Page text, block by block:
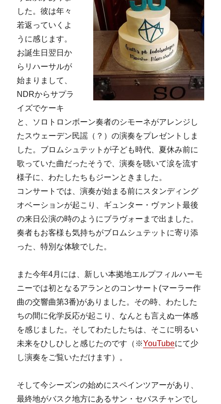
した。彼は年々
若返っていくよ
うに感じます。
お誕生日翌日か
らリハーサルが
始まりまして、
NDRからサプラ
イズでケーキ
と、ソロトロンボーン奏者のシモーネがアレンジし
たスウェーデン民謡（？）の演奏をプレゼントしま
した。ブロムシュテットが子ども時代、夏休み前に
歌っていた曲だったそうで、演奏を聴いて涙を流す
様子に、わたしたちもジーンときました。
コンサートでは、演奏が始まる前にスタンディング
オベーションが起こり、ギュンター・ヴァント最後
の来日公演の時のようにブラヴォーまで出ました。
奏者もお客様も気持ちがブロムシュテットに寄り添
った、特別な体験でした。
また今年4月には、新しい本拠地エルプフィルハーモ
ニーでは初となるアランとのコンサート(マーラー作
曲の交響曲第3番)がありました。その時、わたした
ちの間に化学反応が起こり、なんとも言えぬ一体感
を感じました。そしてわたしたちは、そこに明るい
未来をひしひしと感じたのです（※YouTubeにて少
し演奏をご覧いただけます）。
そして今シーズンの始めにスペインツアーがあり、
最終地がバスク地方にあるサン・セバスチャンでし